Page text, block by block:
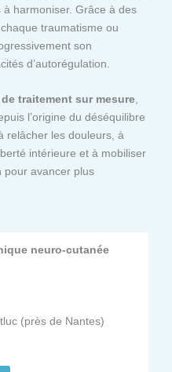
harmoniser. Grâce à des
traumatisme ou
son
d’autorégulation.
traitement sur mesure,
l’origine du déséquilibre
relâcher les douleurs, à
intérieure et à mobiliser
pour avancer plus
neuro-cutanée
(près de Nantes)